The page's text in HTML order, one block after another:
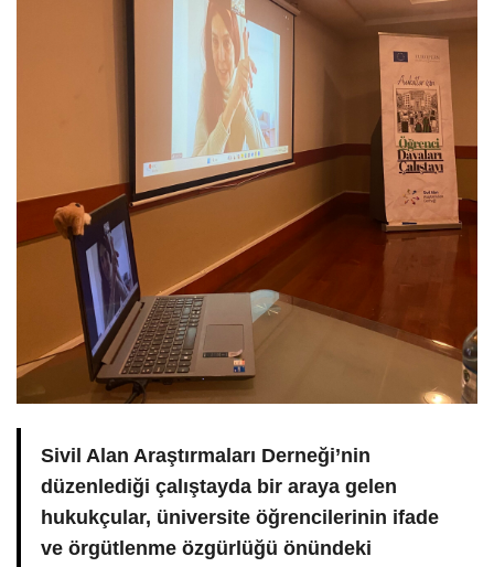
Sivil Alan Araştırmaları Derneği’nin
düzenlediği çalıştayda bir araya gelen
hukukçular, üniversite öğrencilerinin ifade
ve örgütlenme özgürlüğü önündeki